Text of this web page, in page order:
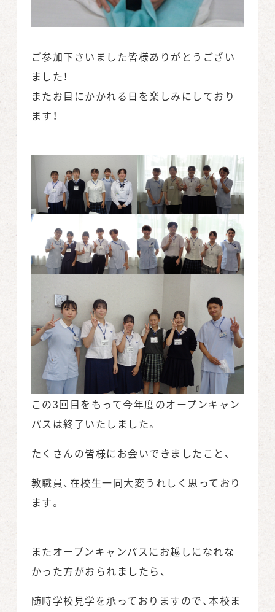
ご参加下さいました皆様ありがとうござい
ました！
またお目にかかれる日を楽しみにしており
ます！
この3回目をもって今年度のオープンキャン
パスは終了いたしました。
たくさんの皆様にお会いできましたこと、
教職員、在校生一同大変うれしく思っており
ます。
またオープンキャンパスにお越しになれな
かった方がおられましたら、
随時学校見学を承っておりますので、本校ま